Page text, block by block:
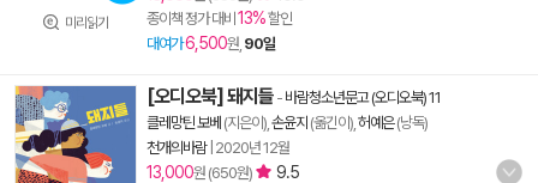
미리읽기 종이책 정가 대비 13%할인
대여가6,500원, 90일
[오디오북] 돼지들 - 바람청소년문고 (오디오북) 11
클레망틴 보베 (지은이), 손윤지 (옮긴이), 허예은(낭독)
천개의바람| 2020년 12월
13,000원 (650원) 9.5